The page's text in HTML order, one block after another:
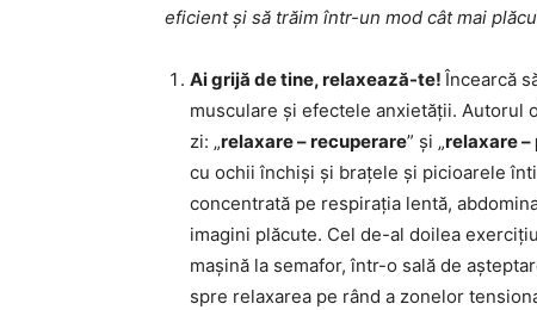
eficient și să trăim într-un mod cât mai
Ai grijă de tine, relaxează-te! Încearcă
musculare și efectele anxietății. Autorul
zi: „relaxare – recuperare” și „relaxare
cu ochii închiși și brațele și picioarele
concentrată pe respirația lentă,
imagini plăcute. Cel de-al doilea
mașină la semafor, într-o sală de
spre relaxarea pe rând a zonelor